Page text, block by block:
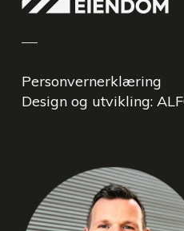
Personvernerklæring
Design og utvikling: